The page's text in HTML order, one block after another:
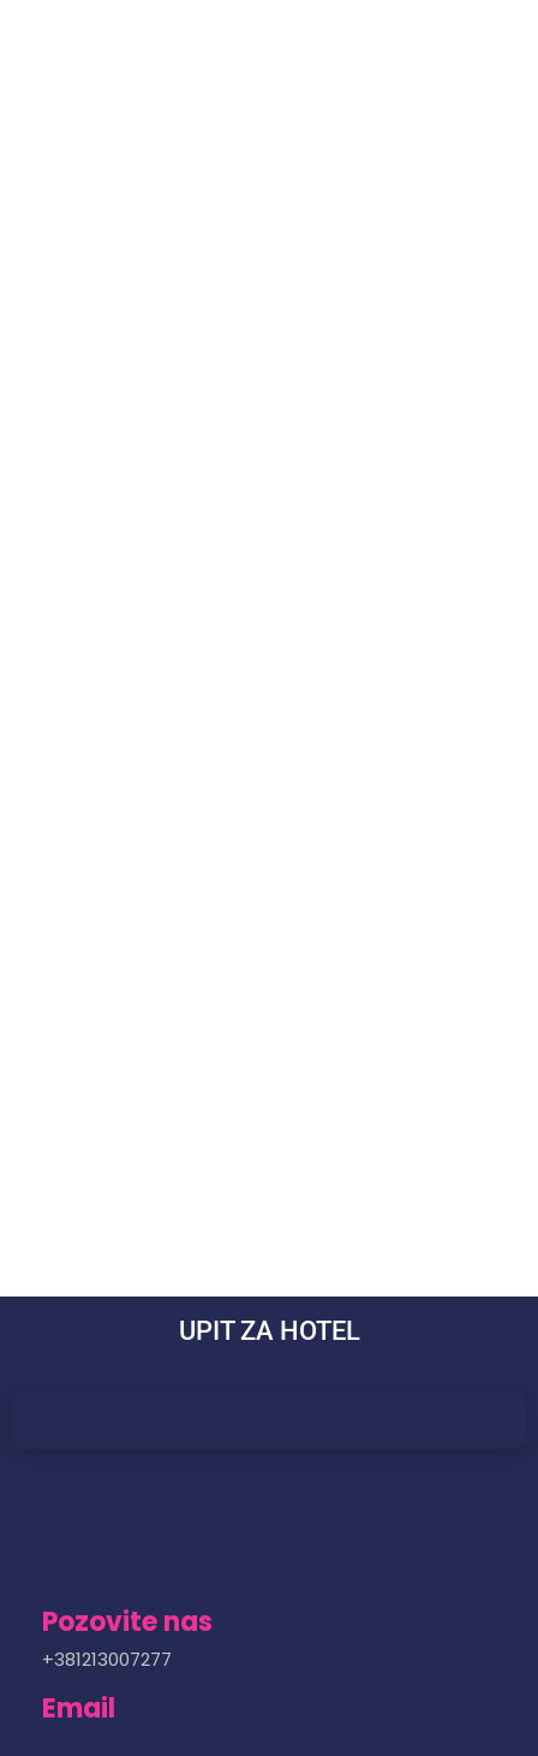
UPIT ZA HOTEL
Pozovite nas
+381213007277
Email